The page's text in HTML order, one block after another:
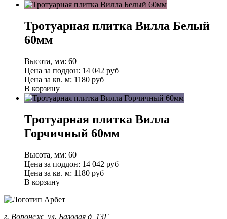
Тротуарная плитка Вилла Белый
60мм
Высота, мм: 60
Цена за поддон: 14 042 руб
Цена за кв. м: 1180 руб
В корзину
Тротуарная плитка Вилла
Горчичный 60мм
Высота, мм: 60
Цена за поддон: 14 042 руб
Цена за кв. м: 1180 руб
В корзину
г. Воронеж, ул. Базовая д, 13Г